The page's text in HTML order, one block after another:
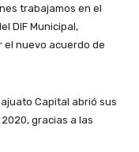
trabajamos en el
DIF Municipal,
el nuevo acuerdo de
Capital abrió sus
gracias a las